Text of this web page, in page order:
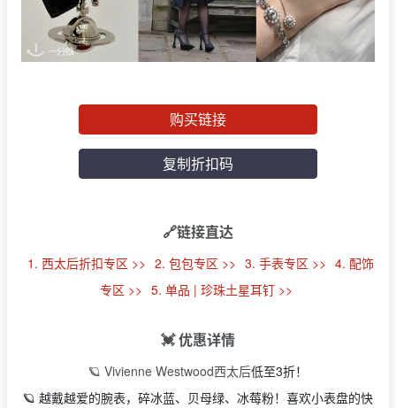
购买链接
复制折扣码
🔗链接直达
1. 西太后折扣专区 >> 2. 包包专区 >> 3. 手表专区 >> 4. 配饰
专区 >> 5. 单品 | 珍珠土星耳钉 >>
💓 优惠详情
🪐 Vivienne Westwood西太后低至3折！
🪐 越戴越爱的腕表，碎冰蓝、贝母绿、冰莓粉！喜欢小表盘的快